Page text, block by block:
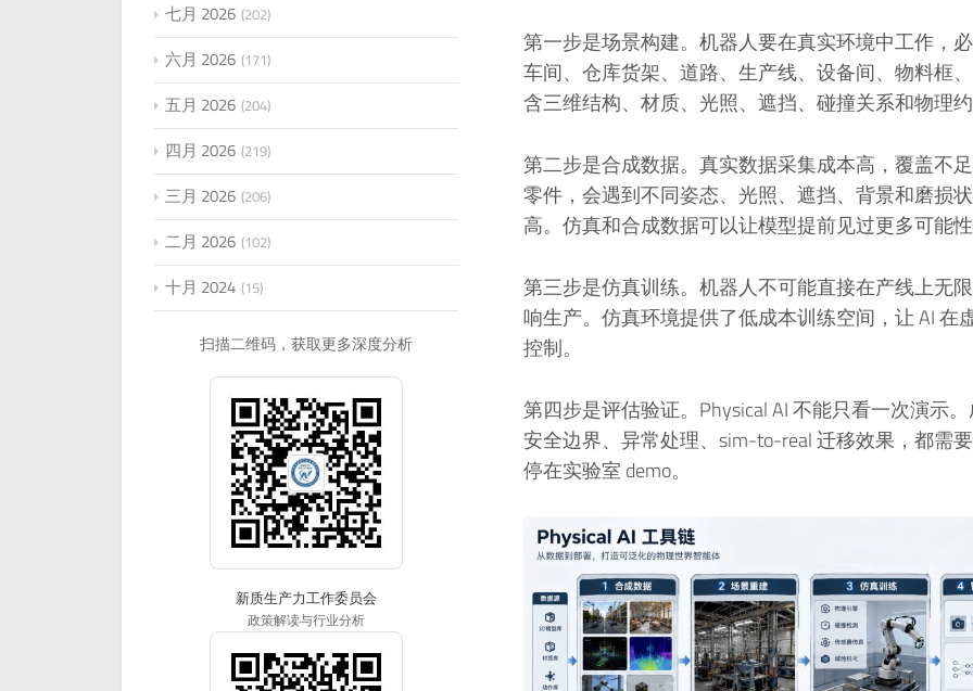
第一步是场景构建。机器人要在真实环境中工作，
车间、仓库货架、道路、生产线、设备间、物料框
含三维结构、材质、光照、遮挡、碰撞关系和物理
第二步是合成数据。真实数据采集成本高，覆盖不
零件，会遇到不同姿态、光照、遮挡、背景和磨损
高。仿真和合成数据可以让模型提前见过更多可能
第三步是仿真训练。机器人不可能直接在产线上无
响生产。仿真环境提供了低成本训练空间，让 AI
控制。
第四步是评估验证。Physical AI 不能只看一次演示
安全边界、异常处理、sim-to-real 迁移效果，都需
停在实验室 demo。
七月 2026 202
六月 2026 171
五月 2026 204
四月 2026 219
三月 2026 206
二月 2026 102
十月 2024 15
扫描二维码，获取更多深度分析
新质生产力工作委员会
政策解读与行业分析